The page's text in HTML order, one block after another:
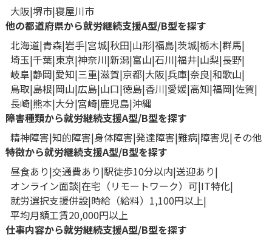
大阪 堺市 寝屋川市
他の都道府県から就労継続支援A型/B型を探す
北海道 青森 岩手 宮城 秋田 山形 福島 茨城 栃木 群馬
埼玉 千葉 東京 神奈川 新潟 富山 石川 福井 山梨 長野
岐阜 静岡 愛知 三重 滋賀 京都 大阪 兵庫 奈良 和歌山
鳥取 島根 岡山 広島 山口 徳島 香川 愛媛 高知 福岡 佐賀
長崎 熊本 大分 宮崎 鹿児島 沖縄
障害種類から就労継続支援A型/B型を探す
精神障害 知的障害 身体障害 発達障害 難病 障害児 その他
特徴から就労継続支援A型/B型を探す
昼食あり 交通費あり 駅徒歩10分以内 送迎あり
オンライン面談 在宅（リモートワーク）可 IT特化
就労選択支援併設 時給（給料）1,100円以上
平均月額工賃20,000円以上
仕事内容から就労継続支援A型/B型を探す